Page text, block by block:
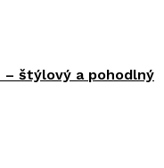
– štýlový a pohodlný